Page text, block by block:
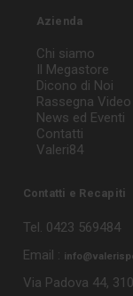
Azienda
Chi siamo
Il Megastore
Dicono di Noi
Rassegna Video
News ed Eventi
Contatti
Valeri84
Contatti e Recapiti
Tel. 0423 569484
Email :
Via Padova 44,